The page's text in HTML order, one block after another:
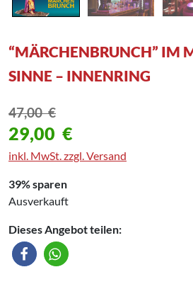
“MÄRCHENBRUNCH” IM
SINNE – INNENRING
47,00€
29,00 €
inkl. MwSt. zzgl. Versand
39% sparen
Ausverkauft
Dieses Angebot teilen: